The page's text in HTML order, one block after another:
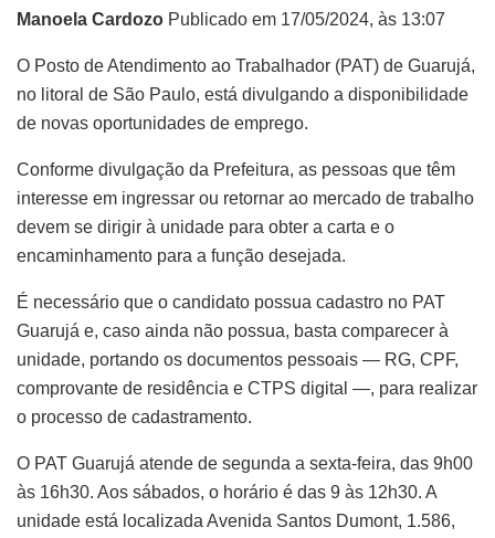
Manoela Cardozo Publicado em 17/05/2024, às 13:07
O Posto de Atendimento ao Trabalhador (PAT) de Guarujá,
no litoral de São Paulo, está divulgando a disponibilidade
de novas oportunidades de emprego.
Conforme divulgação da Prefeitura, as pessoas que têm
interesse em ingressar ou retornar ao mercado de trabalho
devem se dirigir à unidade para obter a carta e o
encaminhamento para a função desejada.
É necessário que o candidato possua cadastro no PAT
Guarujá e, caso ainda não possua, basta comparecer à
unidade, portando os documentos pessoais — RG, CPF,
comprovante de residência e CTPS digital —, para realizar
o processo de cadastramento.
O PAT Guarujá atende de segunda a sexta-feira, das 9h00
às 16h30. Aos sábados, o horário é das 9 às 12h30. A
unidade está localizada Avenida Santos Dumont, 1.586,